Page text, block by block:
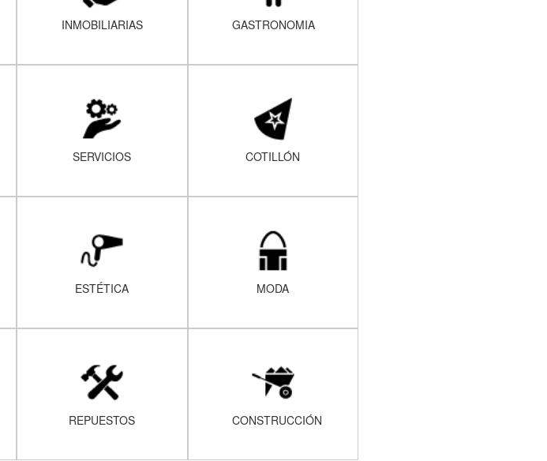
INMOBILIARIAS GASTRONOMIA
SERVICIOS COTILLÓN
ESTÉTICA MODA
REPUESTOS CONSTRUCCIÓN